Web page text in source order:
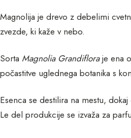
Magnolija je drevo z debelimi
zvezde, ki kaže v nebo.
Sorta Magnolia Grandifloraje ena
počastitve uglednega botanika s
Esenca se destilira na mestu,
Le del produkcije se izvaža za